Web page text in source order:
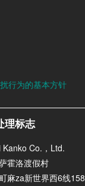
行为的基本方针
理标志
Co.，Ltd.
霍洛渡假村
麻za新世界西6线158